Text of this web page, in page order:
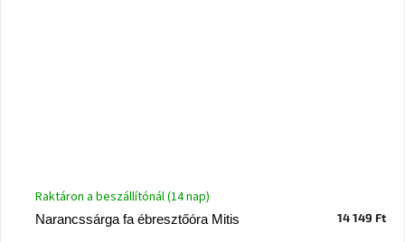
Narancssárga fa ébresztőóra Mitis
Raktáron a beszállítónál (14 nap)
14 149 Ft